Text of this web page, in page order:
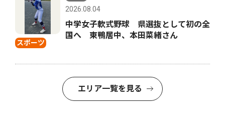
スポーツ
2026.08.04
中学女子軟式野球 県選抜として初の全
国へ 東鴨居中、本田菜緒さん
エリア一覧を見る